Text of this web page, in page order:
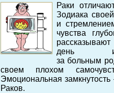
Раки
Зодиака
и
чувства
день и
за больным
своем плохом
Эмоциональная
Раков.